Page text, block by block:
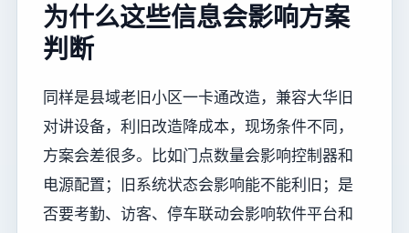
为什么这些信息会影响方案
判断
同样是县域老旧小区一卡通改造，兼容大华旧
对讲设备，利旧改造降成本，现场条件不同，
方案会差很多。比如门点数量会影响控制器和
电源配置；旧系统状态会影响能不能利旧；是
否要考勤、访客、停车联动会影响软件平台和